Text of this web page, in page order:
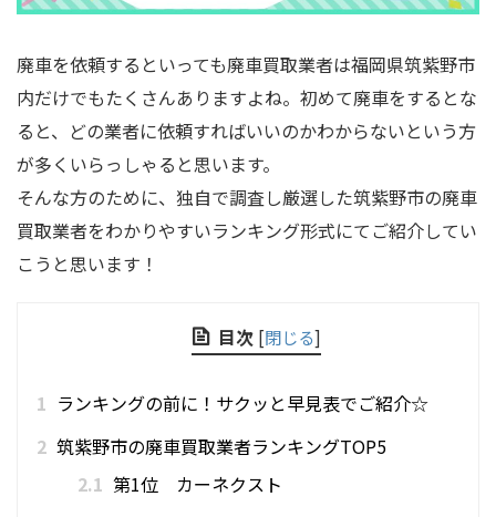
廃車を依頼するといっても廃車買取業者は福岡県筑紫野市
内だけでもたくさんありますよね。初めて廃車をするとな
ると、どの業者に依頼すればいいのかわからないという方
が多くいらっしゃると思います。
そんな方のために、独自で調査し厳選した筑紫野市の廃車
買取業者をわかりやすいランキング形式にてご紹介してい
こうと思います！
目次 [閉じる]
1 ランキングの前に！サクッと早見表でご紹介☆
2 筑紫野市の廃車買取業者ランキングTOP5
2.1 第1位 カーネクスト